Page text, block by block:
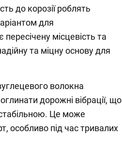
до корозії роблять
для
місцевість та
та міцну основу для
волокна
дорожні вібрації, що
Це може
особливо під час тривалих